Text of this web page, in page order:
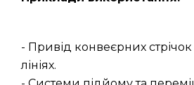
- Привід конвеєрних
лініях.